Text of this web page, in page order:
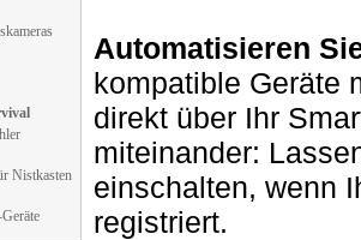
Nistkasten
Automatisieren
kompatible Geräte
direkt über Ihr
miteinander:
einschalten, wenn
registriert.